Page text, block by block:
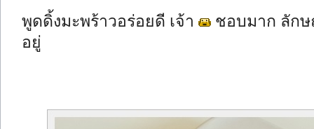
พูดดิ้งมะพร้าวอร่อยดี เจ้า
ชอบมาก ลัก
อยู่